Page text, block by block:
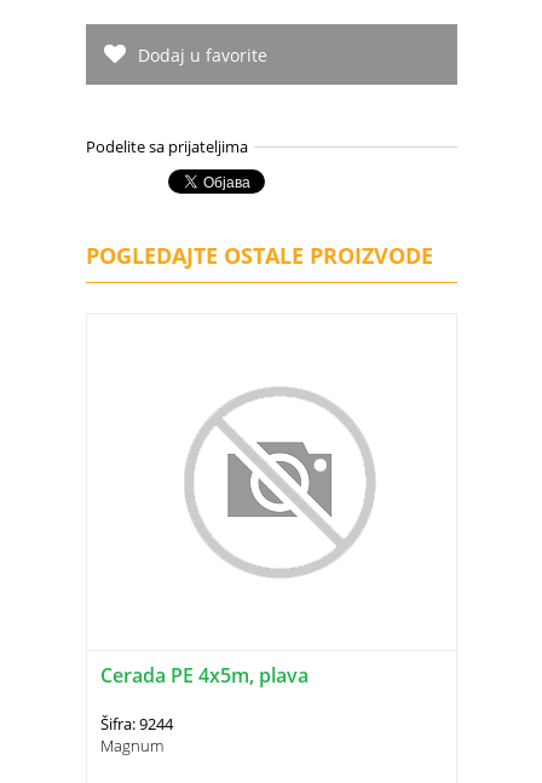
Dodaj u favorite
Podelite sa prijateljima
POGLEDAJTE OSTALE PROIZVODE
Cerada PE 4x5m, plava
Šifra: 9244
Magnum